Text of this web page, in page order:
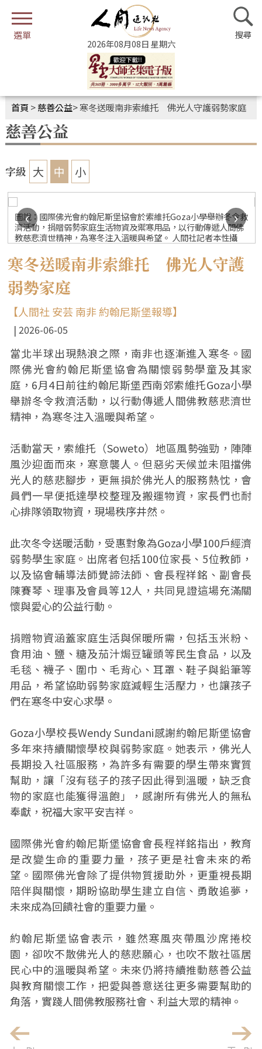
2026年08月08日 星期六
首頁 >慈善公益>寒冬送暖南非索維托 佛光人守護弱勢家庭
慈善公益
字級 大 中 小
圖說：國際佛光會約翰尼斯堡協會於索維托Goza小學舉辦冬令救
濟活動，捐贈弱勢家庭生活物資及禦寒用品，以行動傳遞人間佛
教慈悲濟世精神，為寒冬注入溫暖與希望。 人間社記者本性攝
‹ ›
寒冬送暖南非索維托 佛光人守護
弱勢家庭
【人間社 安芸 南非 約翰尼斯堡報導】
2026-06-05
當北半球出現熱浪之際，南非也逐漸進入寒冬。國
際佛光會約翰尼斯堡協會為關懷弱勢學童及其家
庭，6月4日前往約翰尼斯堡西南郊索維托Goza小學
舉辦冬令救濟活動，以行動傳遞人間佛教慈悲濟世
精神，為寒冬注入溫暖與希望。
活動當天，索維托（Soweto）地區風勢強勁，陣陣
風沙迎面而來，寒意襲人。但惡劣天候並未阻擋佛
光人的慈悲腳步，更無損於佛光人的服務熱忱，會
員們一早便抵達學校整理及搬運物資，家長們也耐
心排隊領取物資，現場秩序井然。
此次冬令送暖活動，受惠對象為Goza小學100戶經濟
弱勢學生家庭。出席者包括100位家長、5位教師，
以及協會輔導法師覺諦法師、會長程祥銘、副會長
陳賽琴、理事及會員等12人，共同見證這場充滿關
懷與愛心的公益行動。
捐贈物資涵蓋家庭生活與保暖所需，包括玉米粉、
食用油、鹽、糖及茄汁焗豆罐頭等民生食品，以及
毛毯、襪子、圍巾、毛背心、耳罩、鞋子與鉛筆等
用品，希望協助弱勢家庭減輕生活壓力，也讓孩子
們在寒冬中安心求學。
Goza小學校長Wendy Sundani感謝約翰尼斯堡協會
多年來持續關懷學校與弱勢家庭。她表示，佛光人
長期投入社區服務，為許多有需要的學生帶來實質
幫助，讓「沒有毯子的孩子因此得到溫暖，缺乏食
物的家庭也能獲得溫飽」，感謝所有佛光人的無私
奉獻，祝福大家平安吉祥。
國際佛光會約翰尼斯堡協會會長程祥銘指出，教育
是改變生命的重要力量，孩子更是社會未來的希
望。國際佛光會除了提供物質援助外，更重視長期
陪伴與關懷，期盼協助學生建立自信、勇敢追夢，
未來成為回饋社會的重要力量。
約翰尼斯堡協會表示，雖然寒風夾帶風沙席捲校
園，卻吹不散佛光人的慈悲願心，也吹不散社區居
民心中的溫暖與希望。未來仍將持續推動慈善公益
與教育關懷工作，把愛與善意送往更多需要幫助的
角落，實踐人間佛教服務社會、利益大眾的精神。